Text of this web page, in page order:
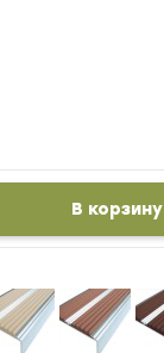
В корзину